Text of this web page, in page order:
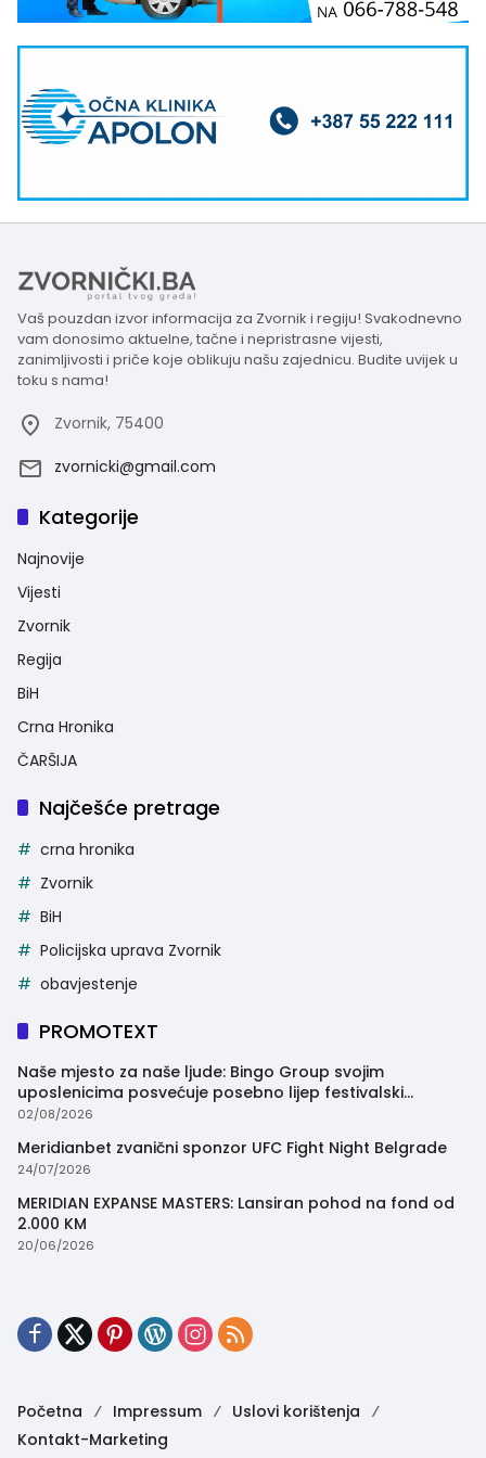
Vaš pouzdan izvor informacija za Zvornik i regiju! Svakodnevno
vam donosimo aktuelne, tačne i nepristrasne vijesti,
zanimljivosti i priče koje oblikuju našu zajednicu. Budite uvijek u
toku s nama!
Zvornik, 75400
zvornicki@gmail.com
Kategorije
Najnovije
Vijesti
Zvornik
Regija
BiH
Crna Hronika
ČARŠIJA
Najčešće pretrage
crna hronika
Zvornik
BiH
Policijska uprava Zvornik
obavjestenje
PROMOTEXT
Naše mjesto za naše ljude: Bingo Group svojim
uposlenicima posvećuje posebno lijep festivalski
trenutak
02/08/2026
Meridianbet zvanični sponzor UFC Fight Night Belgrade
24/07/2026
MERIDIAN EXPANSE MASTERS: Lansiran pohod na fond od
2.000 KM
20/06/2026
Početna Impressum
Uslovi korištenja
Kontakt-Marketing